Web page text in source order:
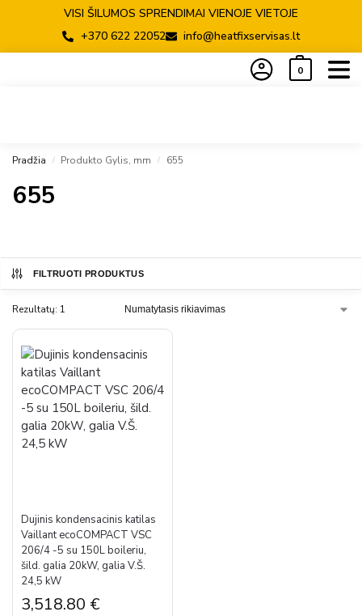
VISI ŠILUMOS SPRENDIMAI VIENOJE VIETOJE
+370 622 22052
info@heatfixservisas.lt
0
Pradžia / Produkto Gylis, mm / 655
655
FILTRUOTI PRODUKTUS
Rezultatų: 1
Dujinis kondensacinis katilas
Vaillant ecoCOMPACT VSC
206/4 -5 su 150L boileriu,
šild. galia 20kW, galia V.Š.
24,5 kW
3,518.80 €